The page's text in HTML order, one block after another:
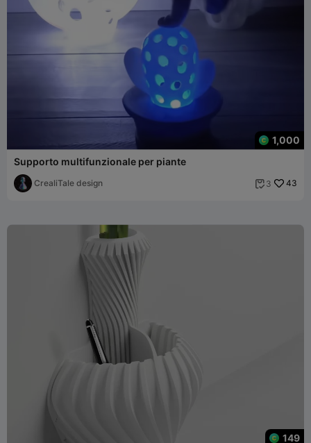
1,000
Supporto multifunzionale per piante
CrealiTale design  3 43
149